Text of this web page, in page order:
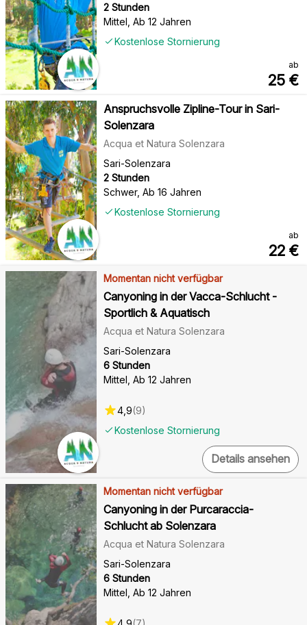
2 Stunden
Mittel Ab 12 Jahren
Kostenlose Stornierung
ab
25 €
Anspruchsvolle Zipline-Tour in Sari-
Solenzara
Acqua et Natura Solenzara
Sari-Solenzara
2 Stunden
Schwer, Ab 16 Jahren
Kostenlose Stornierung
ab
22 €
Momentan nicht verfügbar
Canyoning in der Vacca-Schlucht -
Sportlich & Aquatisch
Acqua et Natura Solenzara
Sari-Solenzara
6 Stunden
Mittel Ab 12 Jahren
Kostenlose Stornierung
4,9(9)
Details ansehen
Momentan nicht verfügbar
Canyoning in der Purcaraccia-
Schlucht ab Solenzara
Acqua et Natura Solenzara
Sari-Solenzara
6 Stunden
Mittel Ab 12 Jahren